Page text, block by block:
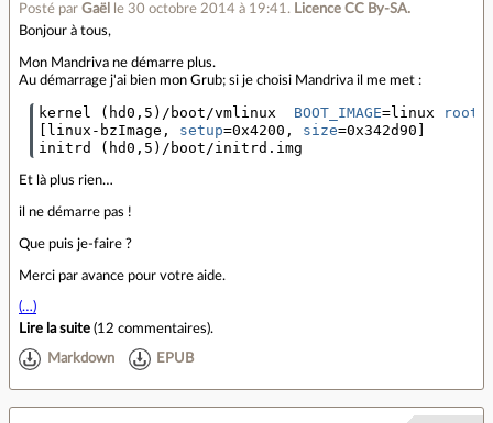
Posté par Gaël le 30 octobre 2014 à 19:41 . Licence CC By‑SA.
Bonjour à tous,
Mon Mandriva ne démarre plus.
Au démarrage j'ai bien mon Grub; si je choisi Mandriva il me met :
kernel ( hd0,5 ) /boot/vmlinux BOOT_IMAGE=linux root
[ linux-bzImage, setup=0x4200, size=0x342d90 ]
initrd
( hd0,5 ) /boot/initrd.img
Et là plus rien…
il ne démarre pas !
Que puis je-faire ?
Merci par avance pour votre aide.
(…)
Lire la suite (12 commentaires).
Markdown EPUB